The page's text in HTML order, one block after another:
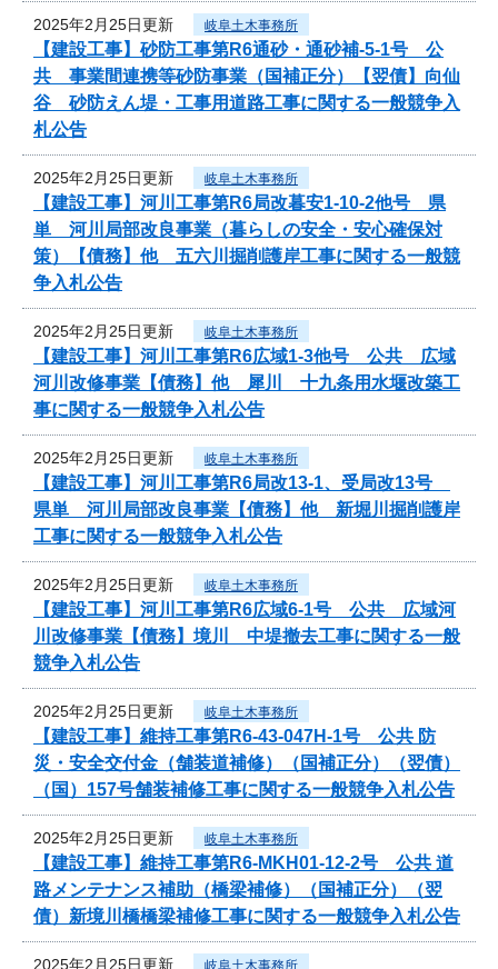
2025年2月25日更新 岐阜土木事務所
【建設工事】砂防工事第R6通砂・通砂補-5-1号 公
共 事業間連携等砂防事業（国補正分）【翌債】向仙
谷 砂防えん堤・工事用道路工事に関する一般競争入
札公告
2025年2月25日更新 岐阜土木事務所
【建設工事】河川工事第R6局改暮安1-10-2他号 県
単 河川局部改良事業（暮らしの安全・安心確保対
策）【債務】他 五六川掘削護岸工事に関する一般競
争入札公告
2025年2月25日更新 岐阜土木事務所
【建設工事】河川工事第R6広域1-3他号 公共 広域
河川改修事業【債務】他 犀川 十九条用水堰改築工
事に関する一般競争入札公告
2025年2月25日更新 岐阜土木事務所
【建設工事】河川工事第R6局改13-1、受局改13号
県単 河川局部改良事業【債務】他 新堀川掘削護岸
工事に関する一般競争入札公告
2025年2月25日更新 岐阜土木事務所
【建設工事】河川工事第R6広域6-1号 公共 広域河
川改修事業【債務】境川 中堤撤去工事に関する一般
競争入札公告
2025年2月25日更新 岐阜土木事務所
【建設工事】維持工事第R6-43-047H-1号 公共 防
災・安全交付金（舗装道補修）（国補正分）（翌債）
（国）157号舗装補修工事に関する一般競争入札公告
2025年2月25日更新 岐阜土木事務所
【建設工事】維持工事第R6-MKH01-12-2号 公共 道
路メンテナンス補助（橋梁補修）（国補正分）（翌
債）新境川橋橋梁補修工事に関する一般競争入札公告
2025年2月25日更新 岐阜土木事務所